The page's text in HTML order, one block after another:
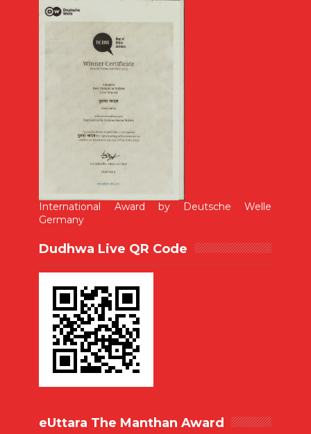
International Award by Deutsche Welle
Germany
Dudhwa Live QR Code
eUttara The Manthan Award